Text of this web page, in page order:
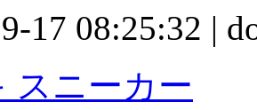
17 08:25:32 |
スニーカー